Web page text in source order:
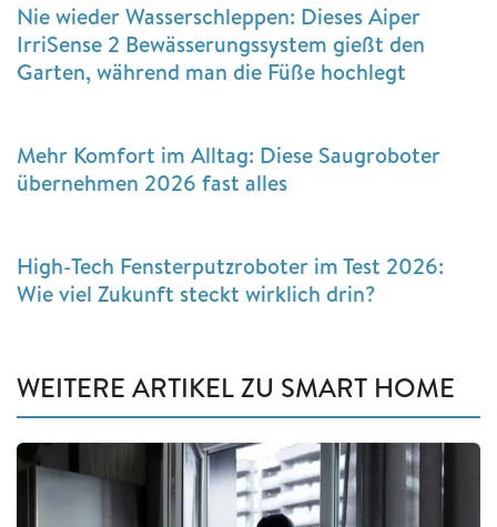
Nie wieder Wasserschleppen: Dieses Aiper
IrriSense 2 Bewässerungssystem gießt den
Garten, während man die Füße hochlegt
Mehr Komfort im Alltag: Diese Saugroboter
übernehmen 2026 fast alles
High-Tech Fensterputzroboter im Test 2026:
Wie viel Zukunft steckt wirklich drin?
WEITERE ARTIKEL ZU SMART HOME